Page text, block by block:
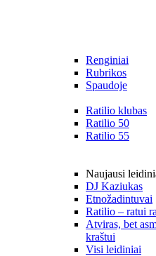
Renginiai
Rubrikos
Spaudoje
Ratilio klubas
Ratilio 50
Ratilio 55
Naujausi
DJ Kaziukas
Etnožadintuvai
Ratilio – ratui
Atviras, bet
kraštui
Visi leidiniai